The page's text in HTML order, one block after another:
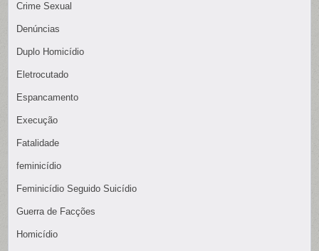
Crime Sexual
Denúncias
Duplo Homicídio
Eletrocutado
Espancamento
Execução
Fatalidade
feminicídio
Feminicídio Seguido Suicídio
Guerra de Facções
Homicídio